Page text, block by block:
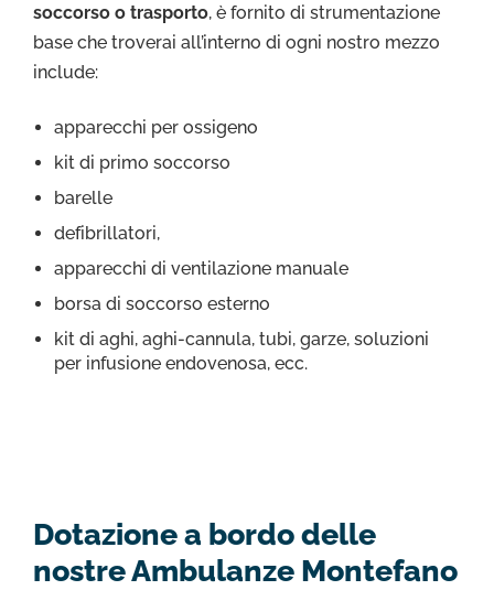
soccorso o trasporto, è fornito di strumentazione
base che troverai all’interno di ogni nostro mezzo
include:
apparecchi per ossigeno
kit di primo soccorso
barelle
defibrillatori,
apparecchi di ventilazione manuale
borsa di soccorso esterno
kit di aghi, aghi-cannula, tubi, garze, soluzioni
per infusione endovenosa, ecc.
Dotazione a bordo delle
nostre Ambulanze Montefano